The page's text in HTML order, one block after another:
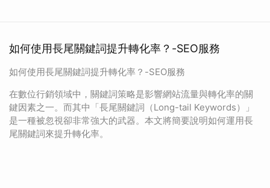
如何使用長尾關鍵詞提升轉化率？-SEO服務
如何使用長尾關鍵詞提升轉化率？-SEO服務
在數位行銷領域中，關鍵詞策略是影響網站流量與轉化率的關
鍵因素之一。而其中「長尾關鍵詞（Long-tail Keywords）」
是一種被忽視卻非常強大的武器。本文將簡要說明如何運用長
尾關鍵詞來提升轉化率。